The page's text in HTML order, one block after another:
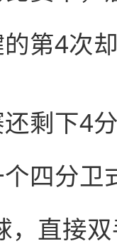
第4次
剩下4
四分
，直接